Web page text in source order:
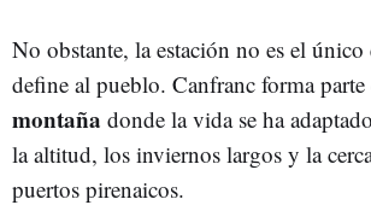
No obstante, la estación no es el
define al pueblo. Canfranc forma
montaña donde la vida se ha
la altitud, los inviernos largos y la
puertos pirenaicos.